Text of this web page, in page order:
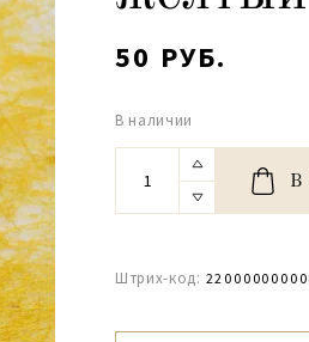
50 РУБ.
В наличии
В
Штрих-код: